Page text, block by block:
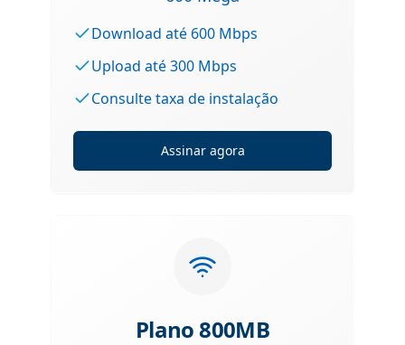
Download até 600 Mbps
Upload até 300 Mbps
Consulte taxa de instalação
Assinar agora
Plano 800MB